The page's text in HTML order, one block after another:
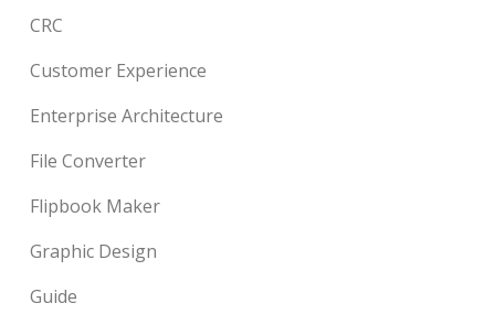
CRC
Customer Experience
Enterprise Architecture
File Converter
Flipbook Maker
Graphic Design
Guide